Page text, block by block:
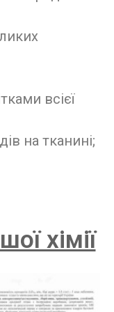
всієї
на тканині;
хімії